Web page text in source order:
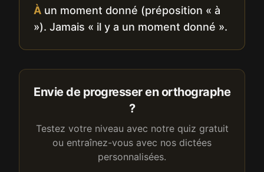
À un moment donné (préposition « à
»). Jamais « il y a un moment donné ».
Envie de progresser en orthographe
?
Testez votre niveau avec notre quiz gratuit
ou entraînez-vous avec nos dictées
personnalisées.